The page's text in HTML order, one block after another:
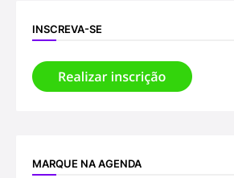
INSCREVA-SE
MARQUE NA AGENDA